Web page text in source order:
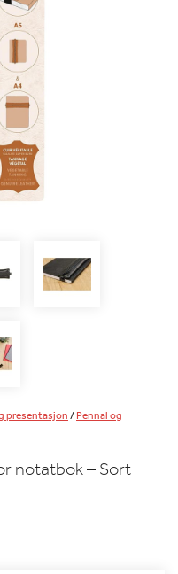
presentasjon/Pennal og
notatbok – Sort